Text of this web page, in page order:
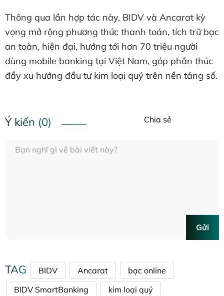
Thông qua lần hợp tác này, BIDV và Ancarat kỳ
vọng mở rộng phương thức thanh toán, tích trữ bạc
an toàn, hiện đại, hướng tới hơn 70 triệu người
dùng mobile banking tại Việt Nam, góp phần thúc
đẩy xu hướng đầu tư kim loại quý trên nền tảng số.
Ý kiến (0) Chia sẻ
Gửi
TAG BIDV Ancarat
bạc online
BIDV SmartBanking
kim loại quý